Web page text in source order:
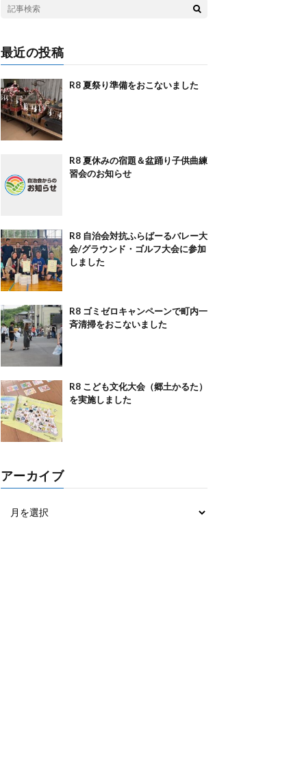
最近の投稿
R8 夏祭り準備をおこないました
R8 夏休みの宿題＆盆踊り子供曲練
習会のお知らせ
R8 自治会対抗ふらばーるバレー大
会/グラウンド・ゴルフ大会に参加
しました
R8 ゴミゼロキャンペーンで町内一
斉清掃をおこないました
R8 こども文化大会（郷土かるた）
を実施しました
アーカイブ